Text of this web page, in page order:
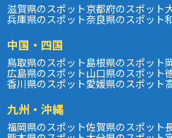
滋賀県のスポット京都府のスポット
兵庫県のスポット奈良県のスポット
中国・四国
鳥取県のスポット島根県のスポット
広島県のスポット山口県のスポット
香川県のスポット愛媛県のスポット
九州・沖縄
福岡県のスポット佐賀県のスポット